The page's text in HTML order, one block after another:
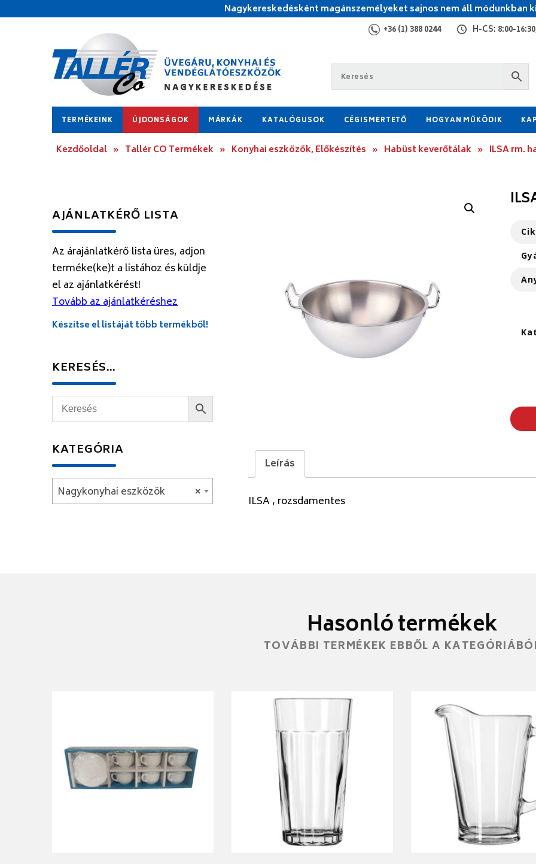
Nagykereskedésként magánszemélyeket sajnos nem áll módunkban
+36 (1) 388 0244 H-CS: 8:00-
TERMÉKEINK ÚJDONSÁGOK MÁRKÁK KATALÓGUSOK CÉGISMERTETŐ HOGYAN MŰKÖDIK
Kezdőoldal » Tallér CO Termékek » Konyhai eszközök, Előkészítés » Habüst keverőtálak » ILSA rm.
Leírás
ILSA , rozsdamentes
AJÁNLATKÉRŐ LISTA
Az árajánlatkérő lista üres, adjon
terméke(ke)t a listához és küldje
el az ajánlatkérést!
Tovább az ajánlatkéréshez
Készítse el listáját több termékből!
KERESÉS…
KATEGÓRIA
×
Nagykonyhai eszközök
Hasonló termékek
TOVÁBBI TERMÉKEK EBBŐL A